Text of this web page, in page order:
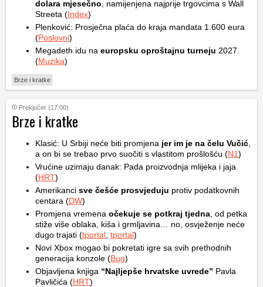
dolara mjesečno , namijenjena najprije trgovcima s Wall
Streeta (Index)
Plenković: Prosječna plaća do kraja mandata 1.600 eura
(Poslovni)
Megadeth idu na europsku oproštajnu turneju 2027.
(Muzika)
Brze i kratke
Prekjučer (17:00)
Brze i kratke
Klasić: U Srbiji neće biti promjena jer im je na čelu Vučić
a on bi se trebao prvo suočiti s vlastitom prošlošću (N1)
Vrućine uzimaju danak: Pada proizvodnja mlijeka i jaja
(HRT)
Amerikanci sve češće prosvjeduju protiv podatkovnih
centara (DW)
Promjena vremena očekuje se potkraj tjedna , od petka
stiže više oblaka, kiša i grmljavina… no, osvježenje neće
dugo trajati (tportal tportal)
Novi Xbox mogao bi pokretati igre sa svih prethodnih
generacija konzole (Bug)
Objavljena knjiga “Najljepše hrvatske uvrede” Pavla
Pavličića (HRT)